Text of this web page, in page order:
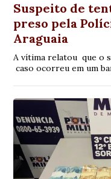
Suspeito de
preso pela
Araguaia
A vítima relatou que o
caso ocorreu em um